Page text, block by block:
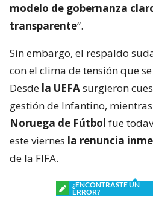
modelo de gobernanza
transparente“.
Sin embargo, el respaldo
con el clima de tensión que
Desde la UEFAsurgieron
gestión de Infantino,
Noruega de Fútbol fue
este viernes la renuncia
de la FIFA.
¿ENCONTRASTE UN
ERROR?